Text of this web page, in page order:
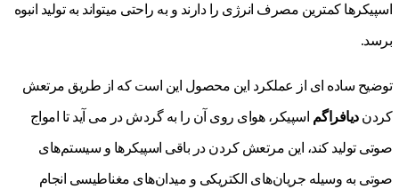
اسپیکرها کمترین مصرف انرژی را دارند و به راحتی میتواند به تولید انبوه
برسد.
توضیح ساده ای از عملکرد این محصول این است که از طریق مرتعش
کردندیافراگم اسپیکر، هوای روی آن را به گردش در می آید تا امواج
صوتی تولید کند، این مرتعش کردن در باقی اسپیکرها و سیستم‌های
صوتی به وسیله جریان‌های الکتریکی و میدان‌های مغناطیسی انجام